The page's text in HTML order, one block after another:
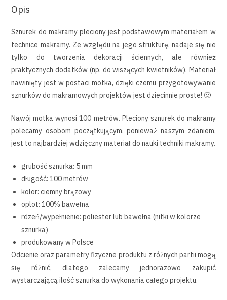
Opis
Sznurek do makramy pleciony jest podstawowym materiałem w
technice makramy. Ze względu na jego strukturę, nadaje się nie
tylko do tworzenia dekoracji ściennych, ale również
praktycznych dodatków (np. do wiszących kwietników). Materiał
nawinięty jest w postaci motka, dzięki czemu przygotowywanie
sznurków do makramowych projektów jest dziecinnie proste! 🙂
Nawój motka wynosi 100 metrów. Pleciony sznurek do makramy
polecamy osobom początkującym, ponieważ naszym zdaniem,
jest to najbardziej wdzięczny materiał do nauki techniki makramy.
grubość sznurka: 5 mm
długość: 100 metrów
kolor: ciemny brązowy
oplot: 100% bawełna
rdzeń/wypełnienie: poliester lub bawełna (nitki w kolorze
sznurka)
produkowany w Polsce
Odcienie oraz parametry fizyczne produktu z różnych partii mogą
się różnić, dlatego zalecamy jednorazowo zakupić
wystarczającą ilość sznurka do wykonania całego projektu.